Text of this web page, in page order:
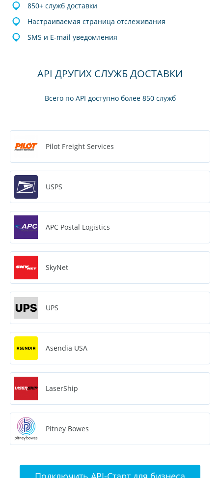
850+ служб доставки
Настраиваемая страница отслеживания
SMS и E-mail уведомления
API ДРУГИХ СЛУЖБ ДОСТАВКИ
Всего по API доступно более 850 служб
Pilot Freight Services
USPS
APC Postal Logistics
SkyNet
UPS
Asendia USA
LaserShip
Pitney Bowes